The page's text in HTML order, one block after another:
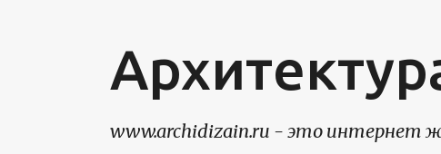
www.archidizain.ru - это интернет